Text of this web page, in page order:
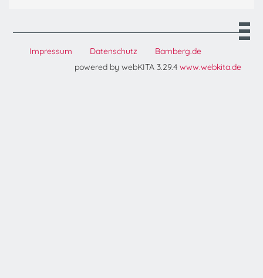
Impressum Datenschutz
Bamberg.de
powered by webKITA 3.29.4 www.webkita.de